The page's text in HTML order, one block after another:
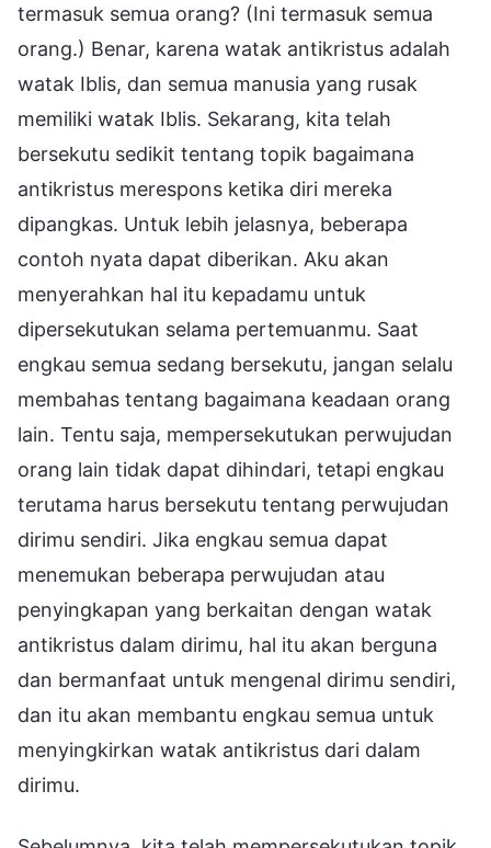
termasuk semua orang? (Ini termasuk semua
orang.) Benar, karena watak antikristus adalah
watak Iblis, dan semua manusia yang rusak
memiliki watak Iblis. Sekarang, kita telah
bersekutu sedikit tentang topik bagaimana
antikristus merespons ketika diri mereka
dipangkas. Untuk lebih jelasnya, beberapa
contoh nyata dapat diberikan. Aku akan
menyerahkan hal itu kepadamu untuk
dipersekutukan selama pertemuanmu. Saat
engkau semua sedang bersekutu, jangan selalu
membahas tentang bagaimana keadaan orang
lain. Tentu saja, mempersekutukan perwujudan
orang lain tidak dapat dihindari, tetapi engkau
terutama harus bersekutu tentang perwujudan
dirimu sendiri. Jika engkau semua dapat
menemukan beberapa perwujudan atau
penyingkapan yang berkaitan dengan watak
antikristus dalam dirimu, hal itu akan berguna
dan bermanfaat untuk mengenal dirimu sendiri,
dan itu akan membantu engkau semua untuk
menyingkirkan watak antikristus dari dalam
dirimu.